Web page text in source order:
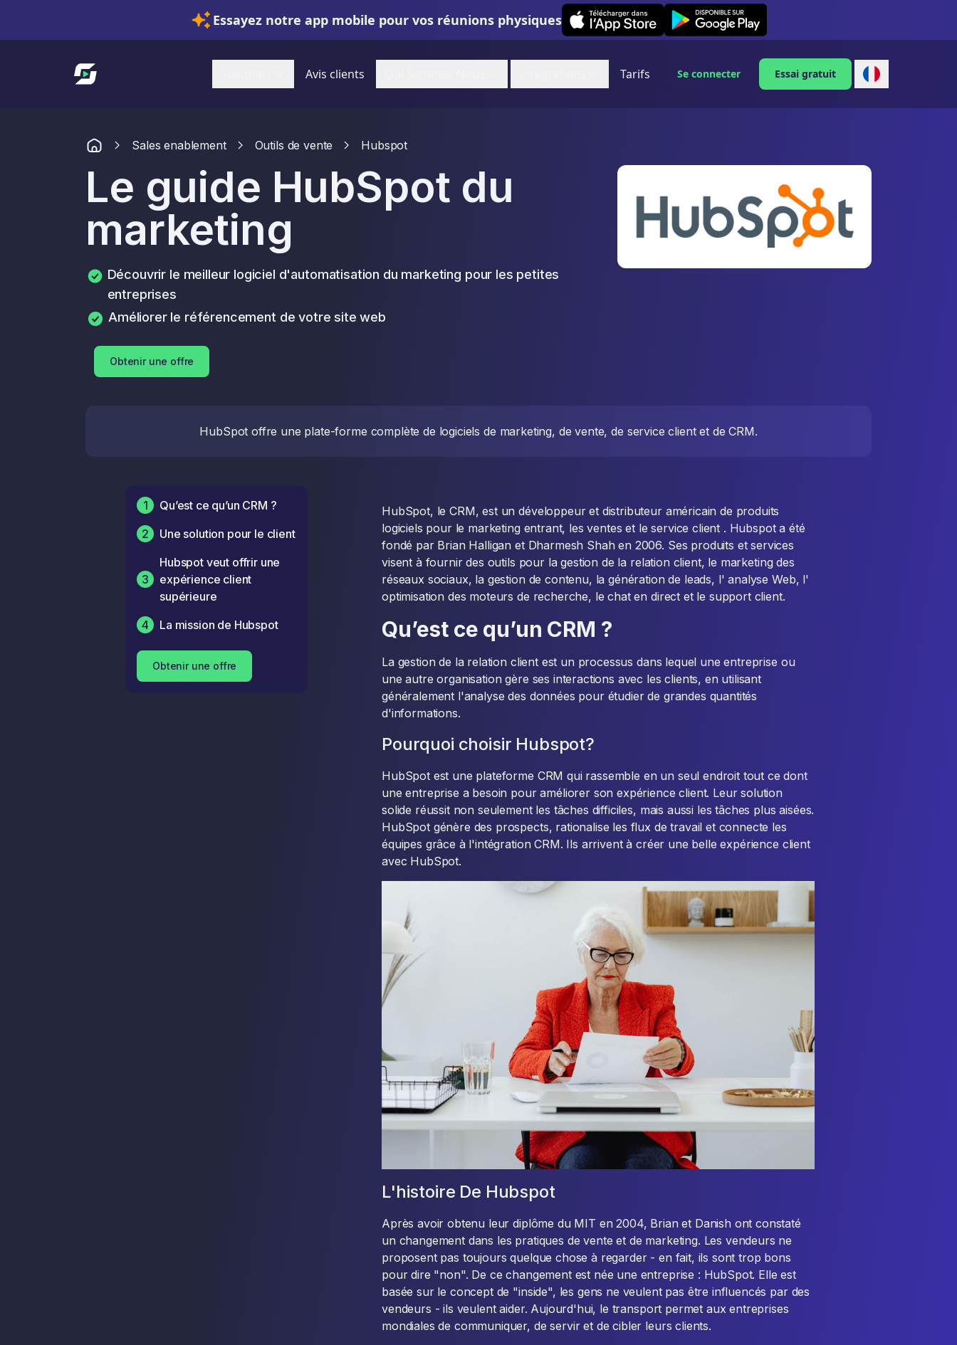
Essayez notre app mobile pour vos réunions physiques
Leexi on iOS Leexi on Android
Lien vers l'accueil
Avis clients Tarifs Se connecter Essai gratuit
Sales enablement Outils de vente Hubspot
Le guide HubSpot du
marketing
Découvrir le meilleur logiciel d'automatisation du marketing pour les petites
entreprises
Améliorer le référencement de votre site web
Obtenir une offre
HubSpot offre une plate-forme complète de logiciels de marketing, de vente, de service client et de CRM.
1
Qu’est ce qu’un CRM ?
2
Une solution pour le client
3
Hubspot veut offrir une
expérience client
supérieure
4
La mission de Hubspot
Obtenir une offre
HubSpot, le CRM, est un développeur et distributeur américain de produits
logiciels pour le marketing entrant, les ventes et le service client . Hubspot a été
fondé par Brian Halligan et Dharmesh Shah en 2006. Ses produits et services
visent à fournir des outils pour la gestion de la relation client, le marketing des
réseaux sociaux, la gestion de contenu, la génération de leads, l' analyse Web, l'
optimisation des moteurs de recherche, le chat en direct et le support client.
Qu’est ce qu’un CRM ?
La gestion de la relation client est un processus dans lequel une entreprise ou
une autre organisation gère ses interactions avec les clients, en utilisant
généralement l'analyse des données pour étudier de grandes quantités
d'informations.
Pourquoi choisir Hubspot?
HubSpot est une plateforme CRM qui rassemble en un seul endroit tout ce dont
une entreprise a besoin pour améliorer son expérience client. Leur solution
solide réussit non seulement les tâches difficiles, mais aussi les tâches plus aisées.
HubSpot génère des prospects, rationalise les flux de travail et connecte les
équipes grâce à l'intégration CRM. Ils arrivent à créer une belle expérience client
avec HubSpot.
L'histoire De Hubspot
Après avoir obtenu leur diplôme du MIT en 2004, Brian et Danish ont constaté
un changement dans les pratiques de vente et de marketing. Les vendeurs ne
proposent pas toujours quelque chose à regarder - en fait, ils sont trop bons
pour dire "non". De ce changement est née une entreprise : HubSpot. Elle est
basée sur le concept de "inside", les gens ne veulent pas être influencés par des
vendeurs - ils veulent aider. Aujourd'hui, le transport permet aux entreprises
mondiales de communiquer, de servir et de cibler leurs clients.